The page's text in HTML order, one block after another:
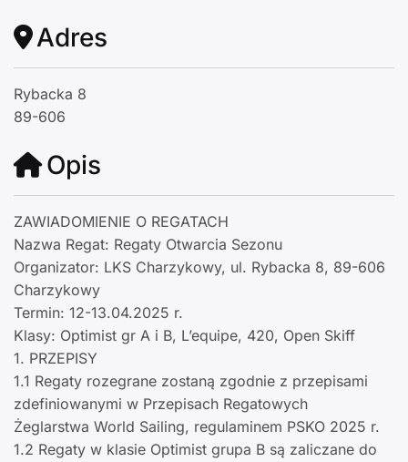
Adres
Rybacka 8
89-606
Opis
ZAWIADOMIENIE O REGATACH
Nazwa Regat: Regaty Otwarcia Sezonu
Organizator: LKS Charzykowy, ul. Rybacka 8, 89-606
Charzykowy
Termin: 12-13.04.2025 r.
Klasy: Optimist gr A i B, L’equipe, 420, Open Skiff
1. PRZEPISY
1.1 Regaty rozegrane zostaną zgodnie z przepisami
zdefiniowanymi w Przepisach Regatowych
Żeglarstwa World Sailing, regulaminem PSKO 2025 r.
1.2 Regaty w klasie Optimist grupa B są zaliczane do